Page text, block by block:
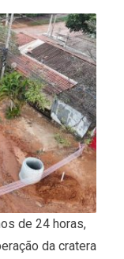
de 24 horas,
da cratera